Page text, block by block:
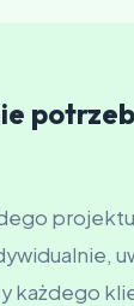
każdego